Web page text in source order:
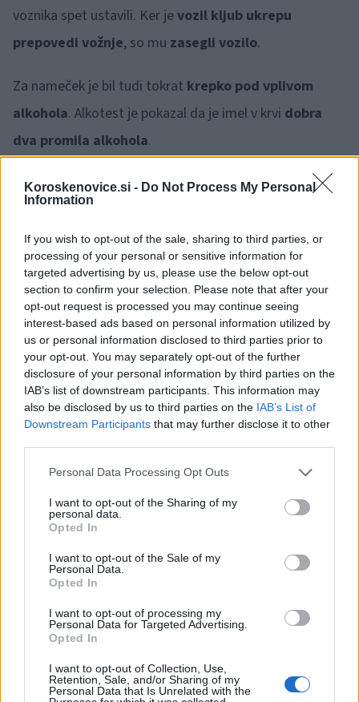
Koroskenovice.si - Do Not Process My Personal
Information
If you wish to opt-out of the sale, sharing to third parties, or
processing of your personal or sensitive information for
targeted advertising by us, please use the below opt-out
section to confirm your selection. Please note that after your
opt-out request is processed you may continue seeing
interest-based ads based on personal information utilized by
us or personal information disclosed to third parties prior to
your opt-out. You may separately opt-out of the further
disclosure of your personal information by third parties on the
IAB’s list of downstream participants. This information may
also be disclosed by us to third parties on the IAB’s List of
Downstream Participants that may further disclose it to other
Please note that this website/app uses one or more Google
not limited to your visit or usage behaviour. You may click to
grant or deny consent to Google and its third-party tags to
use your data for below specified purposes in below Google
consent section.
Personal Data Processing Opt Outs
I want to opt-out of the Sharing of my
personal data.
Opted In
I want to opt-out of the Sale of my
Personal Data.
Opted In
I want to opt-out of processing my
Personal Data for Targeted Advertising.
Opted In
I want to opt-out of Collection, Use,
Retention, Sale, and/or Sharing of my
Personal Data that Is Unrelated with the
voznika spet ustavili. Ker jevozil kljub ukrepu
prepovedi vožnje, so mu zasegli vozilo.
Za nameček je bil tudi tokrat krepko pod vplivom
alkohola. Alkotest je pokazal da je imel v krvi dobra
dva promila alkohola.
V obeh primerih so policisti zoper njega podali
Vir: PU Celje
Failed to fetch
Črna kronika
Ključne besede: alkohol
alkohol za volanom
alkotest
policija
prepoved vožnje
voznik
Več iz kategorije Črna kronika